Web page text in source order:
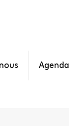
Agenda